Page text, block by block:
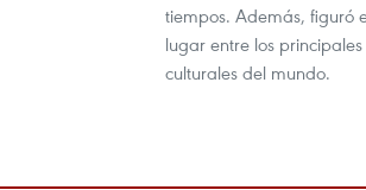
tiempos. Además, figuró
lugar entre los principales
culturales del mundo.